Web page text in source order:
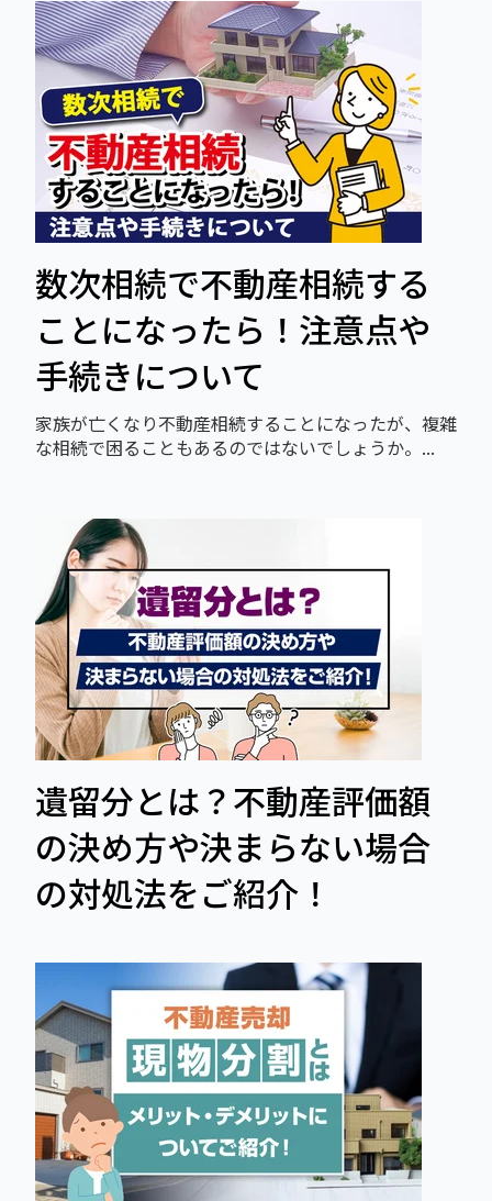
数次相続で不動産相続する
ことになったら！注意点や
手続きについて
家族が亡くなり不動産相続することになったが、複雑
な相続で困ることもあるのではないでしょうか。...
遺留分とは？不動産評価額
の決め方や決まらない場合
の対処法をご紹介！